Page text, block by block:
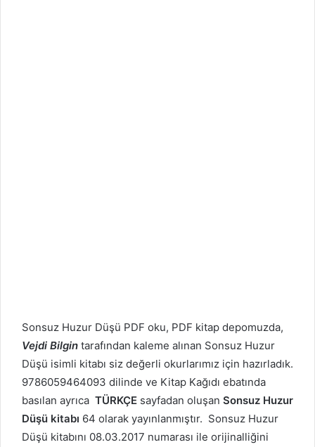
Sonsuz Huzur Düşü PDF oku, PDF kitap depomuzda,
Vejdi Bilgin tarafından kaleme alınan Sonsuz Huzur
Düşü isimli kitabı siz değerli okurlarımız için hazırladık.
9786059464093 dilinde ve Kitap Kağıdı ebatında
basılan ayrıca TÜRKÇE sayfadan oluşan Sonsuz Huzur
Düşü kitabı 64 olarak yayınlanmıştır. Sonsuz Huzur
Düşü kitabını 08.03.2017 numarası ile orijinalliğini